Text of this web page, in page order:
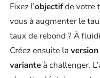
Fixez l’objectifde votre
vous à augmenter le
taux de rebond ? À
Créez ensuite la
variante à challenger.